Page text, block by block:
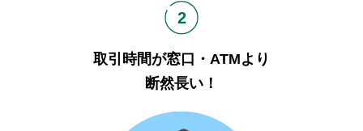
2
取引時間が窓口・ATMより
断然長い！